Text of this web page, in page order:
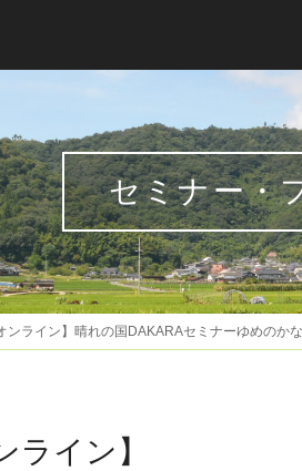
セミナー・
オンライン】晴れの国DAKARAセミナーゆめのか
ライン】